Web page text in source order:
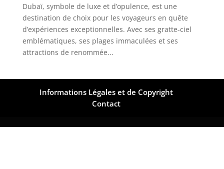
Dubaï, symbole de luxe et d’opulence, est une
destination de choix pour les voyageurs en quête
d’expériences exceptionnelles. Avec ses gratte-ciel
emblématiques, ses plages immaculées et ses
attractions de renommée...
Informations Légales et de Copyright
Contact